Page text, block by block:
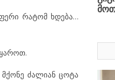
რატომ ხდება…
ძალიან ცოტა